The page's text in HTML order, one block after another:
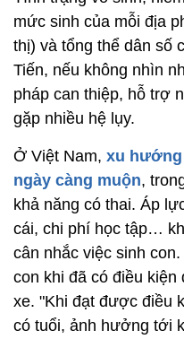
mức sinh của mỗi địa
thị) và tổng thể dân số
Tiến, nếu không nhìn
pháp can thiệp, hỗ trợ
gặp nhiều hệ lụy.
Ở Việt Nam, xu
ngày càng muộn,
khả năng có thai. Áp
cái, chi phí học tập…
cân nhắc việc sinh
con khi đã có điều
xe. "Khi đạt được điều
có tuổi, ảnh hưởng tới